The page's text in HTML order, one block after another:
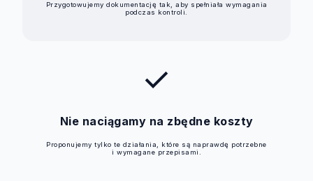
Przygotowujemy dokumentację tak, aby spełniała wymagania
podczas kontroli.
check
Nie naciągamy na zbędne koszty
Proponujemy tylko te działania, które są naprawdę potrzebne
i wymagane przepisami.